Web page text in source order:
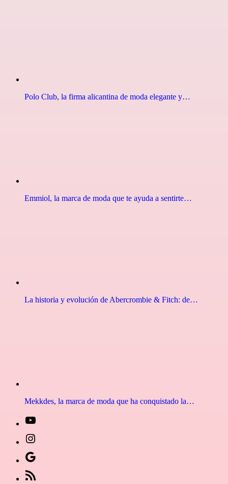
Polo Club, la firma alicantina de moda elegante y…
Emmiol, la marca de moda que te ayuda a sentirte…
La historia y evolución de Abercrombie & Fitch: de…
Mekkdes, la marca de moda que ha conquistado la…